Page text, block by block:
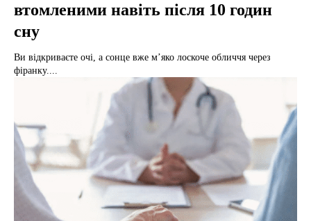
втомленими навіть після 10 годин
сну
Ви відкриваєте очі, а сонце вже м’яко лоскоче обличчя через
фіранку....